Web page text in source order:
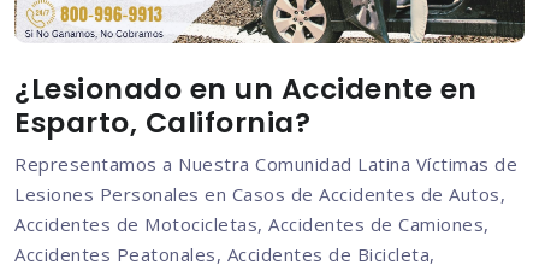
¿Lesionado en un Accidente en
Esparto, California?
Representamos a Nuestra Comunidad Latina Víctimas de
Lesiones Personales en Casos de Accidentes de Autos,
Accidentes de Motocicletas, Accidentes de Camiones,
Accidentes Peatonales, Accidentes de Bicicleta,